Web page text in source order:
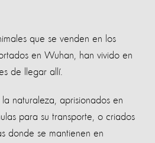
que se venden en los
en Wuhan, han vivido en
de llegar allí.
naturaleza, aprisionados en
para su transporte, o criados
donde se mantienen en